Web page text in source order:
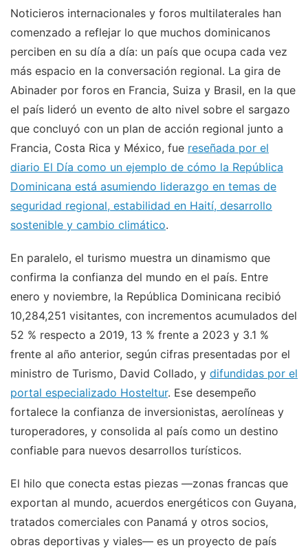
Noticieros internacionales y foros multilaterales han
comenzado a reflejar lo que muchos dominicanos
perciben en su día a día: un país que ocupa cada vez
más espacio en la conversación regional. La gira de
Abinader por foros en Francia, Suiza y Brasil, en la que
el país lideró un evento de alto nivel sobre el sargazo
que concluyó con un plan de acción regional junto a
Francia, Costa Rica y México, fue reseñada por el
diario El Día como un ejemplo de cómo la República
Dominicana está asumiendo liderazgo en temas de
seguridad regional, estabilidad en Haití, desarrollo
sostenible y cambio climático.
En paralelo, el turismo muestra un dinamismo que
confirma la confianza del mundo en el país. Entre
enero y noviembre, la República Dominicana recibió
10,284,251 visitantes, con incrementos acumulados del
52 % respecto a 2019, 13 % frente a 2023 y 3.1 %
frente al año anterior, según cifras presentadas por el
ministro de Turismo, David Collado, y difundidas por el
portal especializado Hosteltur. Ese desempeño
fortalece la confianza de inversionistas, aerolíneas y
turoperadores, y consolida al país como un destino
confiable para nuevos desarrollos turísticos.
El hilo que conecta estas piezas —zonas francas que
exportan al mundo, acuerdos energéticos con Guyana,
tratados comerciales con Panamá y otros socios,
obras deportivas y viales— es un proyecto de país